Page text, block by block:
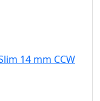
14 mm CCW